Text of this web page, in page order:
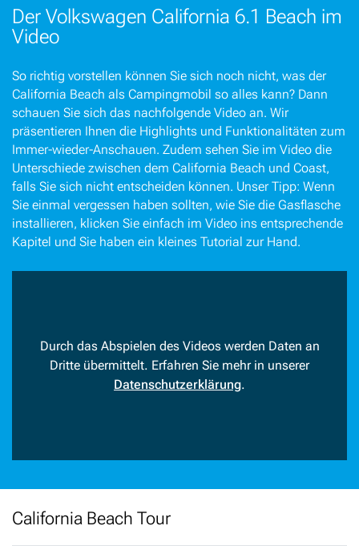
Der Volkswagen California 6.1 Beach im
Video
So richtig vorstellen können Sie sich noch nicht, was der
California Beach als Campingmobil so alles kann? Dann
schauen Sie sich das nachfolgende Video an. Wir
präsentieren Ihnen die Highlights und Funktionalitäten zum
Immer-wieder-Anschauen. Zudem sehen Sie im Video die
Unterschiede zwischen dem California Beach und Coast,
falls Sie sich nicht entscheiden können. Unser Tipp: Wenn
Sie einmal vergessen haben sollten, wie Sie die Gasflasche
installieren, klicken Sie einfach im Video ins entsprechende
Kapitel und Sie haben ein kleines Tutorial zur Hand.
Durch das Abspielen des Videos werden Daten an
Dritte übermittelt. Erfahren Sie mehr in unserer
Datenschutzerklärung.
California Beach Tour